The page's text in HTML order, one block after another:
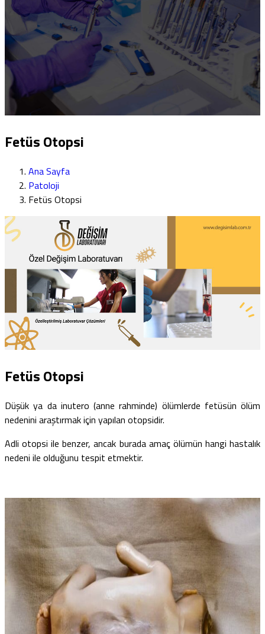
Fetüs Otopsi
Ana Sayfa
Patoloji
Fetüs Otopsi
Fetüs Otopsi
Düşük ya da inutero (anne rahminde) ölümlerde fetüsün ölüm
nedenini araştırmak için yapılan otopsidir.
Adli otopsi ile benzer, ancak burada amaç ölümün hangi hastalık
nedeni ile olduğunu tespit etmektir.